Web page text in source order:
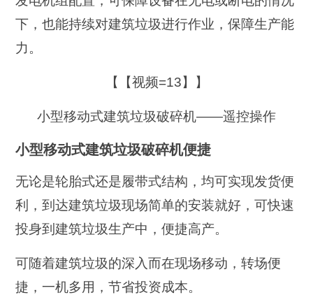
下，也能持续对建筑垃圾进行作业，保障生产能
力。
【【视频=13】】
小型移动式建筑垃圾破碎机——遥控操作
小型移动式建筑垃圾破碎机便捷
无论是轮胎式还是履带式结构，均可实现发货便
利，到达建筑垃圾现场简单的安装就好，可快速
投身到建筑垃圾生产中，便捷高产。
可随着建筑垃圾的深入而在现场移动，转场便
捷，一机多用，节省投资成本。